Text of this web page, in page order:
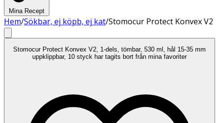
Mina Recept
Hem/Sökbar, ej köpb, ej kat/Stomocur Protect Konvex V2
Stomocur Protect Konvex V2, 1-dels, tömbar, 530 ml, hål 15-35 mm
uppklippbar, 10 styck har tagits bort från mina favoriter